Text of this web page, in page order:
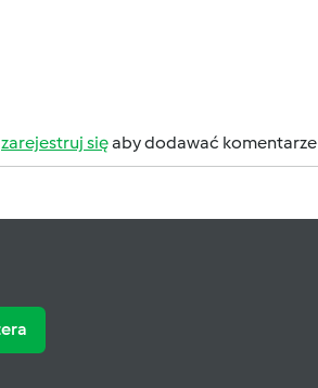
zarejestruj sięaby dodawać komentarze